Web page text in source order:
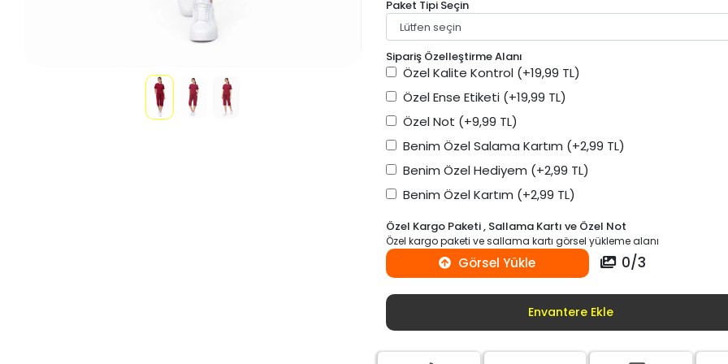
Paket Tipi Seçin
Sipariş Özelleştirme Alanı
Özel Kalite Kontrol (+19,99 TL)
Özel Ense Etiketi (+19,99 TL)
Özel Not (+9,99 TL)
Benim Özel Salama Kartım (+2,99 TL)
Benim Özel Hediyem (+2,99 TL)
Benim Özel Kartım (+2,99 TL)
Özel Kargo Paketi , Sallama Kartı ve Özel Not
Özel kargo paketi ve sallama kartı görsel yükleme alanı
Görsel Yükle 0/3
Envantere Ekle